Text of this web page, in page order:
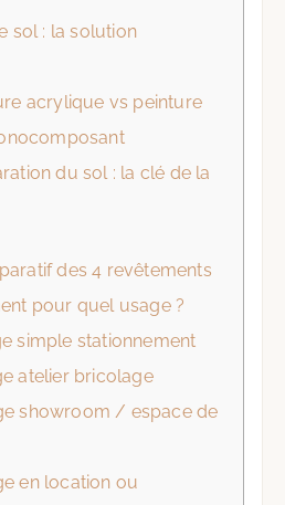
sol : la solution
acrylique vs peinture
du sol : la clé de la
des 4 revêtements
pour quel usage ?
simple stationnement
atelier bricolage
showroom / espace de
en location ou